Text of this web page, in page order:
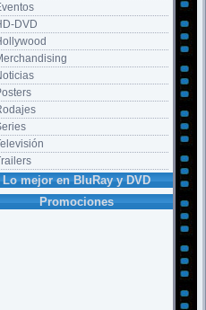
DVD
Lo mejor en BluRay y DVD
Promociones